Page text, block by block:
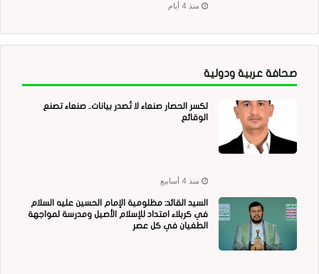
منذ 4 أيام
صحافة عربية ودولية
لكسر الحصار صنعاء لا تُصدر بيانات.. صنعاء تصنع
الوقائع
منذ 4 أسابيع
السيد القائد: مظلومية الإمام الحسين عليه السلام
في كربلاء امتداد للإسلام الأصيل ومدرسة لمواجهة
الطغيان في كل عصر